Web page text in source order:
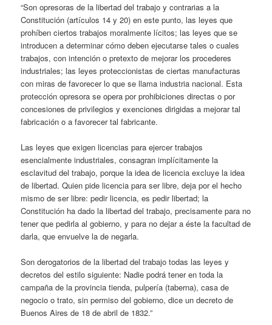
“Son opresoras de la libertad del trabajo y contrarias a la
Constitución (artículos 14 y 20) en este punto, las leyes que
prohíben ciertos trabajos moralmente lícitos; las leyes que se
introducen a determinar cómo deben ejecutarse tales o cuales
trabajos, con intención o pretexto de mejorar los procederes
industriales; las leyes proteccionistas de ciertas manufacturas
con miras de favorecer lo que se llama industria nacional. Esta
protección opresora se opera por prohibiciones directas o por
concesiones de privilegios y exenciones dirigidas a mejorar tal
fabricación o a favorecer tal fabricante.
Las leyes que exigen licencias para ejercer trabajos
esencialmente industriales, consagran implícitamente la
esclavitud del trabajo, porque la idea de licencia excluye la idea
de libertad. Quien pide licencia para ser libre, deja por el hecho
mismo de ser libre: pedir licencia, es pedir libertad; la
Constitución ha dado la libertad del trabajo, precisamente para no
tener que pedirla al gobierno, y para no dejar a éste la facultad de
darla, que envuelve la de negarla.
Son derogatorios de la libertad del trabajo todas las leyes y
decretos del estilo siguiente: Nadie podrá tener en toda la
campaña de la provincia tienda, pulpería (taberna), casa de
negocio o trato, sin permiso del gobierno, dice un decreto de
Buenos Aires de 18 de abril de 1832.”